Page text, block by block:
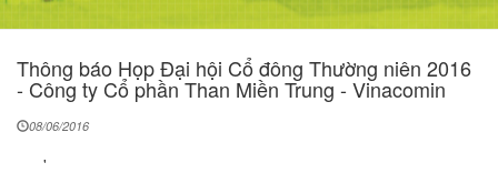
Thông báo Họp Đại hội Cổ đông Thường niên 2016
- Công ty Cổ phần Than Miền Trung - Vinacomin
08/06/2016
'